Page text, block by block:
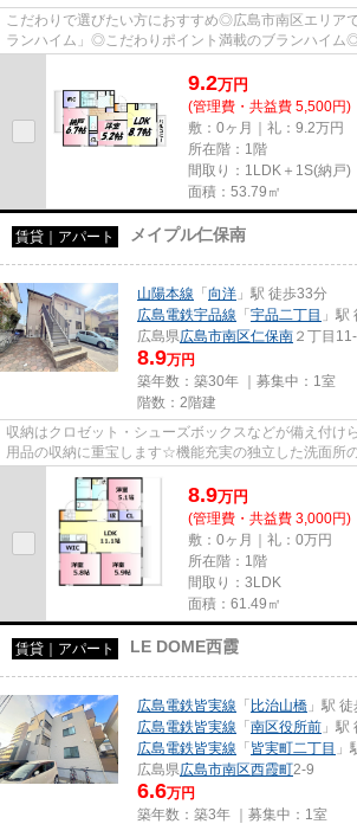
こだわりで選びたい方におすすめ◎広島市南区エリア
ランハイム」◎こだわりポイント満載のブランハイム
9.2万円
(管理費・共益費 5,500円)
敷：0ヶ月｜礼：9.2万円
所在階：1階
間取り：1LDK＋1S(納戸)
面積：53.79㎡
賃貸｜アパート メイプル仁保南
山陽本線 「 向洋 」駅 徒歩33分
広島電鉄宇品線 「 宇品二丁目 」駅
広島県広島市南区仁保南 ２丁目
8.9万円
築年数：築30年 ｜募集中： 1室
階数：2階建
収納はクロゼット・シューズボックスなどが備え付け
用品の収納に重宝します☆機能充実の独立した洗面所
8.9万円
(管理費・共益費 3,000円)
敷：0ヶ月｜礼：0万円
所在階：1階
間取り：3LDK
面積：61.49㎡
賃貸｜アパート LE DOME西霞
広島電鉄皆実線 「 比治山橋 」駅
広島電鉄皆実線 「 南区役所前 」駅
広島電鉄皆実線 「 皆実町二丁目 」
広島県広島市南区西霞町2-9
6.6万円
築年数：築3年 ｜募集中： 1室